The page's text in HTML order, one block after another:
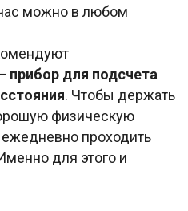
можно в любом
прибор для подсчета
. Чтобы держать
физическую
проходить
для этого и